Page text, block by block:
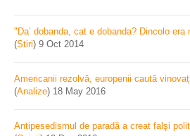
"Da’ dobanda, cat e dobanda? Dincolo era
(Stiri) 9 Oct 2014
Americanii rezolvă, europenii caută
(Analize) 18 May 2016
Antipesedismul de paradă a creat falşi